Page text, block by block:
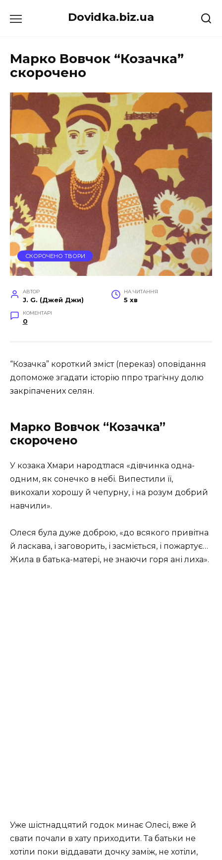
до
Dovidka.biz.ua
Марко Вовчок “Козачка”
скорочено
СКОРОЧЕНО ТВОРИ
АВТОР
J. G. (Джей Джи)
НА ЧИТАННЯ
5 хв
КОМЕНТАРІ
0
“Козачка” короткий зміст (переказ) оповідання
допоможе згадати історію ппро трагічну долю
закріпачених селян.
Марко Вовчок “Козачка”
скорочено
У козака Хмари народтлася «дівчинка одна-
одним, як сонечко в небі. Випестили її,
викохали хорошу й чепурну, і на розум добрий
навчили».
Олеся була дуже доброю, «до всякого привітна
й ласкава, і заговорить, і засміється, і пожартує…
Жила в батька-матері, не знаючи горя ані лиха».
Уже шістнадцятий годок минає Олесі, вже й
свати почали в хату приходити. Та батьки не
хотіли поки віддавати дочку заміж, не хотіли,